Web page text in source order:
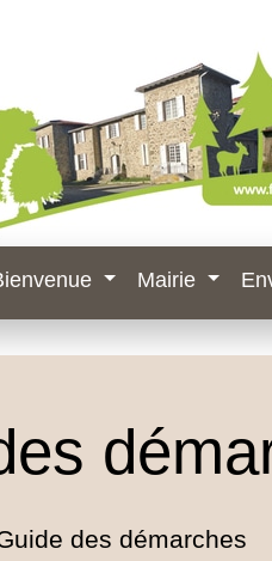
Mairie
des démarches